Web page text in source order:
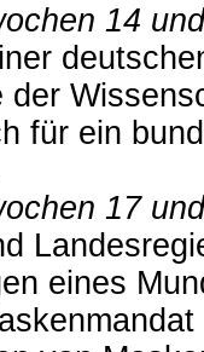
14
der
für ein
17
eines